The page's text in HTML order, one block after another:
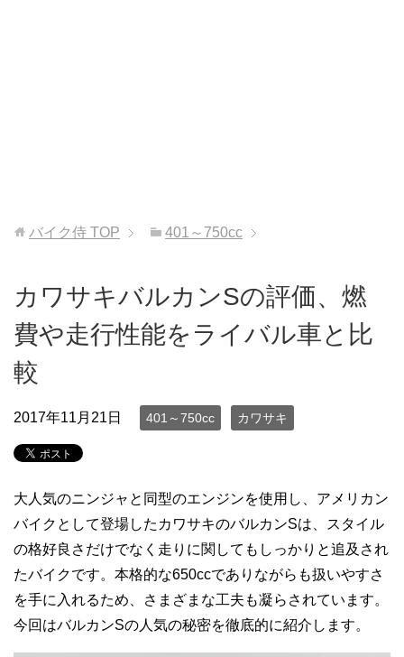
バイク侍 TOP 401～750cc
カワサキバルカンSの評価、燃
費や走行性能をライバル車と比
較
2017年11月21日 401～750cc カワサキ
大人気のニンジャと同型のエンジンを使用し、アメリカン
バイクとして登場したカワサキのバルカンSは、スタイル
の格好良さだけでなく走りに関してもしっかりと追及され
たバイクです。本格的な650ccでありながらも扱いやすさ
を手に入れるため、さまざまな工夫も凝らされています。
今回はバルカンSの人気の秘密を徹底的に紹介します。